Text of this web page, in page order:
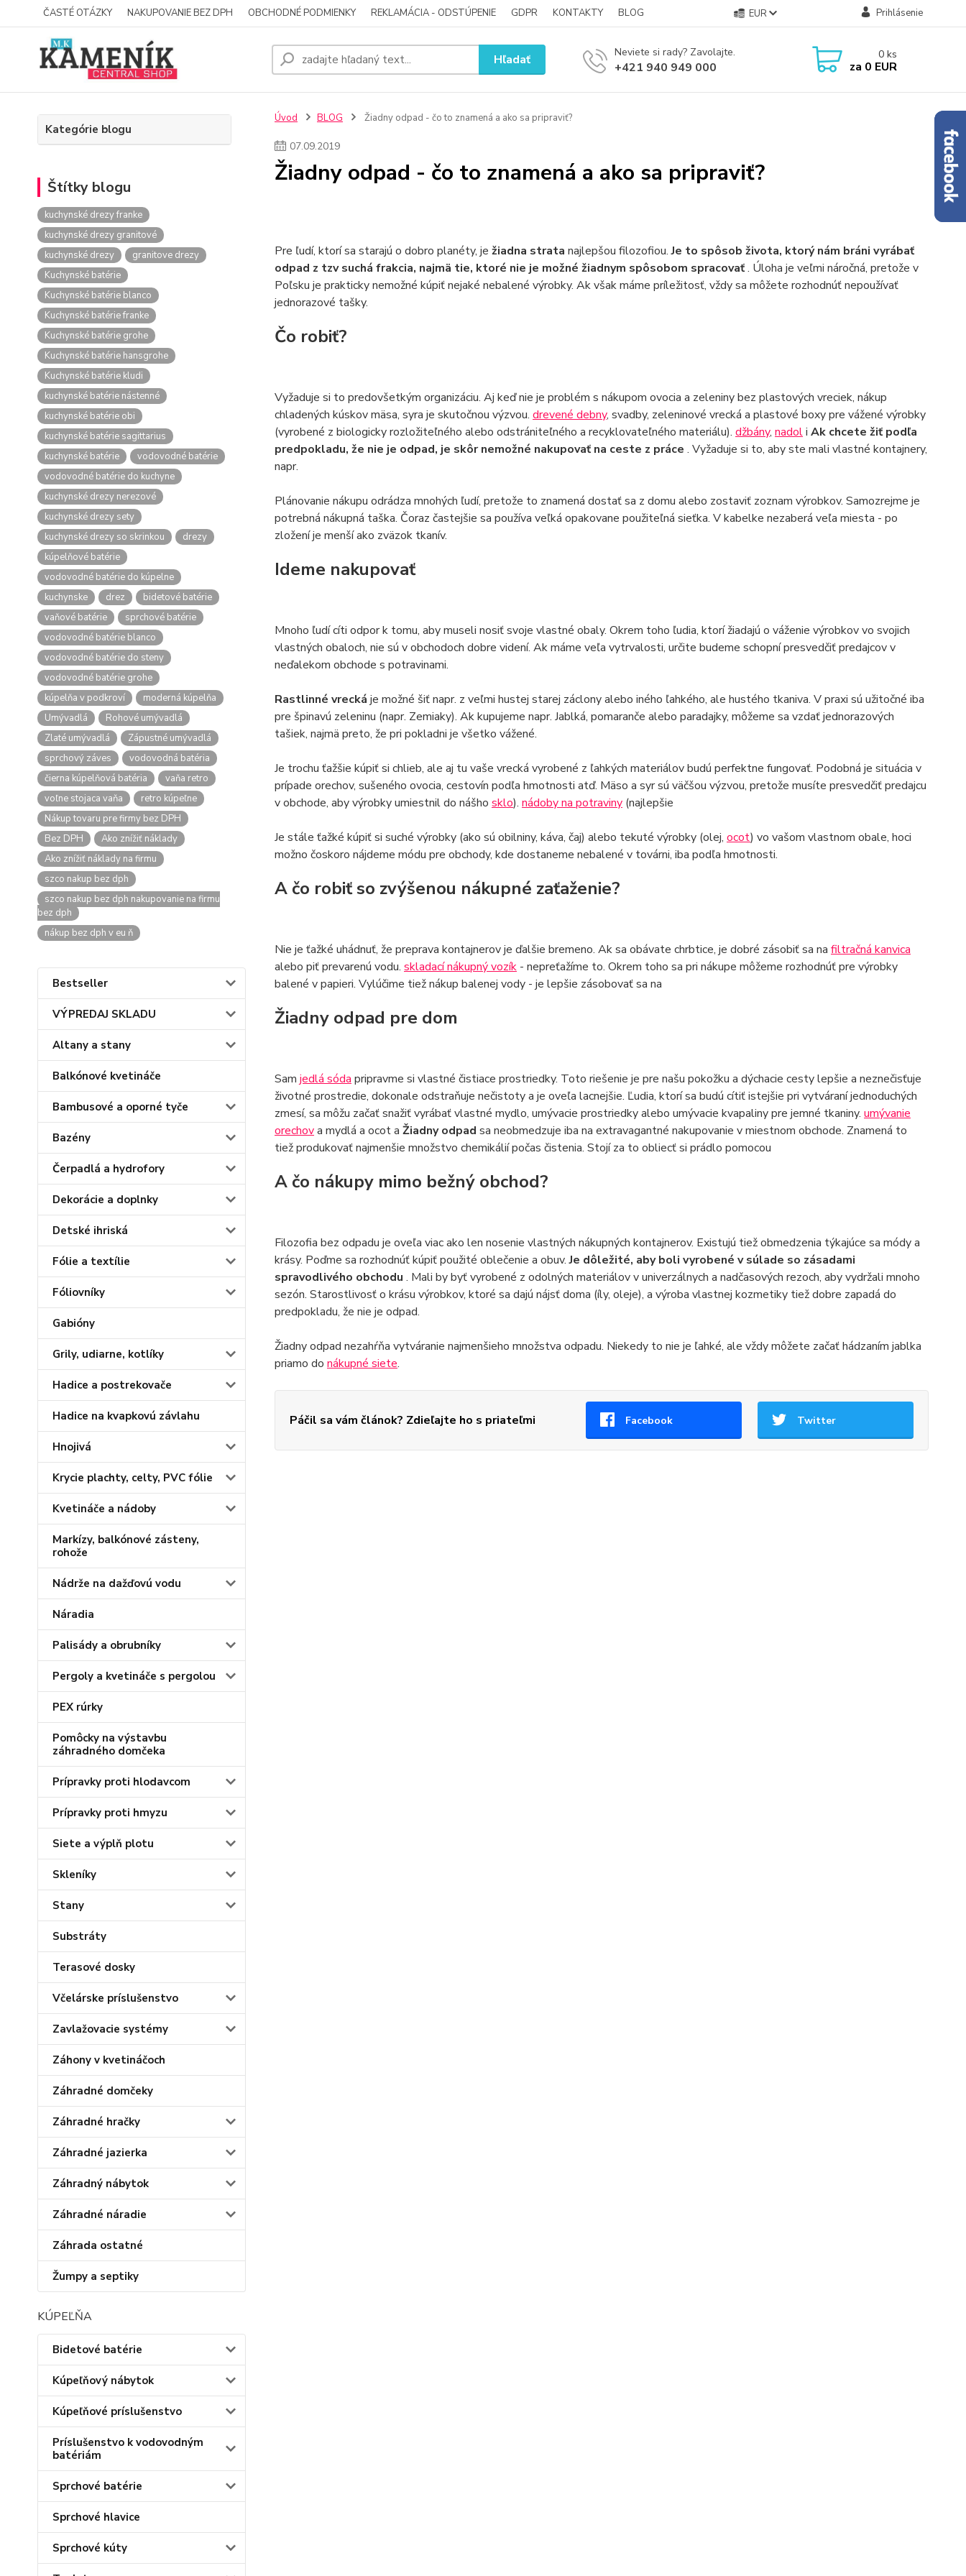
ČASTÉ OTÁZKY NAKUPOVANIE BEZ DPH OBCHODNÉ PODMIENKY REKLAMÁCIA - ODSTÚPENIE GDPR KONTAKTY BLOG EUR Prihlásenie
Hľadať Neviete si rady? Zavolajte.
+421 940 949 000
0 ks
za 0 EUR
Kategórie blogu
Štítky blogu
kuchynské drezy franke
kuchynské drezy granitové
kuchynské drezy
granitove drezy
Kuchynské batérie
Kuchynské batérie blanco
Kuchynské batérie franke
Kuchynské batérie grohe
Kuchynské batérie hansgrohe
Kuchynské batérie kludi
kuchynské batérie nástenné
kuchynské batérie obi
kuchynské batérie sagittarius
kuchynské batérie
vodovodné batérie
vodovodné batérie do kuchyne
kuchynské drezy nerezové
kuchynské drezy sety
kuchynské drezy so skrinkou
drezy
kúpelňové batérie
vodovodné batérie do kúpelne
kuchynske
drez
bidetové batérie
vaňové batérie
sprchové batérie
vodovodné batérie blanco
vodovodné batérie do steny
vodovodné batérie grohe
kúpelňa v podkroví
moderná kúpelňa
Umývadlá
Rohové umývadlá
Zlaté umývadlá
Zápustné umývadlá
sprchový záves
vodovodná batéria
čierna kúpelňová batéria
vaňa retro
voľne stojaca vaňa
retro kúpeľne
Nákup tovaru pre firmy bez DPH
Bez DPH
Ako znížiť náklady
Ako znížiť náklady na firmu
szco nakup bez dph
szco nakup bez dph nakupovanie na firmu
bez dph
nákup bez dph v eu ň
Bestseller
VÝPREDAJ SKLADU
Altany a stany
Balkónové kvetináče
Bambusové a oporné tyče
Bazény
Čerpadlá a hydrofory
Dekorácie a doplnky
Detské ihriská
Fólie a textílie
Fóliovníky
Gabióny
Grily, udiarne, kotlíky
Hadice a postrekovače
Hadice na kvapkovú závlahu
Hnojivá
Krycie plachty, celty, PVC fólie
Kvetináče a nádoby
Markízy, balkónové zásteny,
rohože
Nádrže na dažďovú vodu
Náradia
Palisády a obrubníky
Pergoly a kvetináče s pergolou
PEX rúrky
Pomôcky na výstavbu
záhradného domčeka
Prípravky proti hlodavcom
Prípravky proti hmyzu
Siete a výplň plotu
Skleníky
Stany
Substráty
Terasové dosky
Včelárske príslušenstvo
Zavlažovacie systémy
Záhony v kvetináčoch
Záhradné domčeky
Záhradné hračky
Záhradné jazierka
Záhradný nábytok
Záhradné náradie
Záhrada ostatné
Žumpy a septiky
KÚPEĽŇA
Bidetové batérie
Kúpeľňový nábytok
Kúpeľňové príslušenstvo
Príslušenstvo k vodovodným
batériám
Sprchové batérie
Sprchové hlavice
Sprchové kúty
Úvod BLOG Žiadny odpad - čo to znamená a ako sa pripraviť?
07.09.2019
Žiadny odpad - čo to znamená a ako sa pripraviť?
Pre ľudí, ktorí sa starajú o dobro planéty, je žiadna strata najlepšou filozofiou.Je to spôsob života, ktorý nám bráni vyrábať
odpad z tzv suchá frakcia, najmä tie, ktoré nie je možné žiadnym spôsobom spracovať. Úloha je veľmi náročná, pretože v
Poľsku je prakticky nemožné kúpiť nejaké nebalené výrobky. Ak však máme príležitosť, vždy sa môžete rozhodnúť nepoužívať
jednorazové tašky.
Čo robiť?
Vyžaduje si to predovšetkým organizáciu. Aj keď nie je problém s nákupom ovocia a zeleniny bez plastových vreciek, nákup
chladených kúskov mäsa, syra je skutočnou výzvou. drevené debny, svadby, zeleninové vrecká a plastové boxy pre vážené výrobky
(vyrobené z biologicky rozložiteľného alebo odstrániteľného a recyklovateľného materiálu). džbány, nadoli Ak chcete žiť podľa
predpokladu, že nie je odpad, je skôr nemožné nakupovať na ceste z práce . Vyžaduje si to, aby ste mali vlastné kontajnery,
napr.
Plánovanie nákupu odrádza mnohých ľudí, pretože to znamená dostať sa z domu alebo zostaviť zoznam výrobkov. Samozrejme je
potrebná nákupná taška. Čoraz častejšie sa používa veľká opakovane použiteľná sieťka. V kabelke nezaberá veľa miesta - po
zložení je menší ako zväzok tkanív.
Ideme nakupovať
Mnoho ľudí cíti odpor k tomu, aby museli nosiť svoje vlastné obaly. Okrem toho ľudia, ktorí žiadajú o váženie výrobkov vo svojich
vlastných obaloch, nie sú v obchodoch dobre videní. Ak máme veľa vytrvalosti, určite budeme schopní presvedčiť predajcov v
neďalekom obchode s potravinami.
Rastlinné vrecká je možné šiť napr. z veľmi hustej starej záclony alebo iného ľahkého, ale hustého tkaniva. V praxi sú užitočné iba
pre špinavú zeleninu (napr. Zemiaky). Ak kupujeme napr. Jablká, pomaranče alebo paradajky, môžeme sa vzdať jednorazových
tašiek, najmä preto, že pri pokladni je všetko vážené.
Je trochu ťažšie kúpiť si chlieb, ale aj tu vaše vrecká vyrobené z ľahkých materiálov budú perfektne fungovať. Podobná je situácia v
prípade orechov, sušeného ovocia, cestovín podľa hmotnosti atď. Mäso a syr sú väčšou výzvou, pretože musíte presvedčiť predajcu
v obchode, aby výrobky umiestnil do nášho sklo). nádoby na potraviny(najlepšie
Je stále ťažké kúpiť si suché výrobky (ako sú obilniny, káva, čaj) alebo tekuté výrobky (olej, ocot) vo vašom vlastnom obale, hoci
možno čoskoro nájdeme módu pre obchody, kde dostaneme nebalené v továrni, iba podľa hmotnosti.
A čo robiť so zvýšenou nákupné zaťaženie?
Nie je ťažké uhádnuť, že preprava kontajnerov je ďalšie bremeno. Ak sa obávate chrbtice, je dobré zásobiť sa na filtračná kanvica
alebo piť prevarenú vodu. skladací nákupný vozík- nepreťažíme to. Okrem toho sa pri nákupe môžeme rozhodnúť pre výrobky
balené v papieri. Vylúčime tiež nákup balenej vody - je lepšie zásobovať sa na
Žiadny odpad pre dom
Sam jedlá sóda pripravme si vlastné čistiace prostriedky. Toto riešenie je pre našu pokožku a dýchacie cesty lepšie a neznečisťuje
životné prostredie, dokonale odstraňuje nečistoty a je oveľa lacnejšie. Ľudia, ktorí sa budú cítiť istejšie pri vytváraní jednoduchých
zmesí, sa môžu začať snažiť vyrábať vlastné mydlo, umývacie prostriedky alebo umývacie kvapaliny pre jemné tkaniny. umývanie
orechova mydlá a ocot a Žiadny odpad sa neobmedzuje iba na extravagantné nakupovanie v miestnom obchode. Znamená to
tiež produkovať najmenšie množstvo chemikálií počas čistenia. Stojí za to obliecť si prádlo pomocou
A čo nákupy mimo bežný obchod?
Filozofia bez odpadu je oveľa viac ako len nosenie vlastných nákupných kontajnerov. Existujú tiež obmedzenia týkajúce sa módy a
krásy. Poďme sa rozhodnúť kúpiť použité oblečenie a obuv.Je dôležité, aby boli vyrobené v súlade so zásadami
spravodlivého obchodu . Mali by byť vyrobené z odolných materiálov v univerzálnych a nadčasových rezoch, aby vydržali mnoho
sezón. Starostlivosť o krásu výrobkov, ktoré sa dajú nájsť doma (íly, oleje), a výroba vlastnej kozmetiky tiež dobre zapadá do
predpokladu, že nie je odpad.
Žiadny odpad nezahŕňa vytváranie najmenšieho množstva odpadu. Niekedy to nie je ľahké, ale vždy môžete začať hádzaním jablka
priamo do nákupné siete.
Páčil sa vám článok? Zdieľajte ho s priateľmi Facebook Twitter